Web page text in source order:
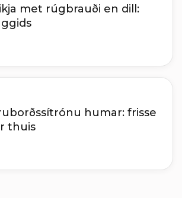
met rúgbrauði en dill:
humar: frisse
thuis